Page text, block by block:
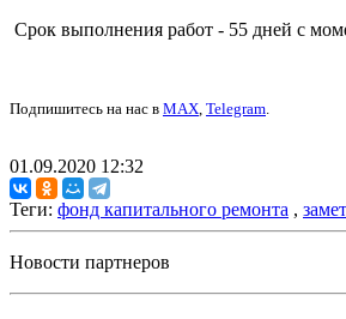
Срок выполнения работ - 55 дней с
Подпишитесь на нас в MAX, Telegram.
01.09.2020 12:32
Теги: фонд капитального ремонта ,
Новости партнеров